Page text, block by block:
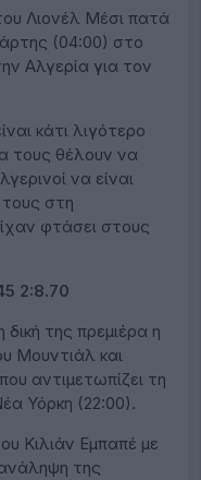
Λιονέλ Μέσι πατά
(04:00) στο
Αλγερία για τον
κάτι λιγότερο
τους θέλουν να
να είναι
στη
φτάσει στους
2:8.70
της πρεμιέρα η
Μουντιάλ και
αντιμετωπίζει τη
Υόρκη (22:00).
Κιλιάν Εμπαπέ με
της